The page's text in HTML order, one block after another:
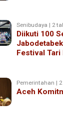
Senibudaya | 2
Diikuti 100
Festival Tari
Pemerintahan |
Aceh